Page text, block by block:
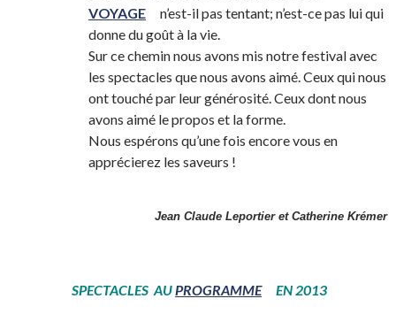
VOYAGE
n’est-il pas tentant; n’est-ce pas lui qui
donne du goût à la vie.
Sur ce chemin nous avons mis notre festival avec
les spectacles que nous avons aimé. Ceux qui nous
ont touché par leur générosité. Ceux dont nous
avons aimé le propos et la forme.
Nous espérons qu’une fois encore vous en
apprécierez les saveurs !
Jean Claude Leportier et Catherine Krémer
SPECTACLES AU PROGRAMME EN 2013